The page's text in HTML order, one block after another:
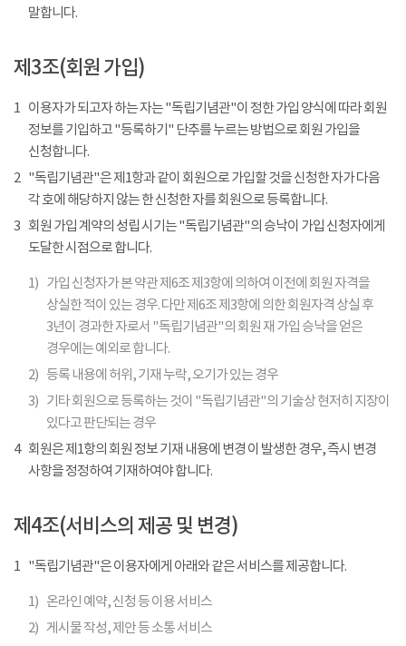
말합니다.
제3조(회원 가입)
1 이용자가 되고자 하는 자는 "독립기념관"이 정한 가입 양식에 따라 회원
정보를 기입하고 "등록하기" 단추를 누르는 방법으로 회원 가입을
신청합니다.
2 "독립기념관"은 제1항과 같이 회원으로 가입할 것을 신청한 자가 다음
각 호에 해당하지 않는 한 신청한 자를 회원으로 등록합니다.
3 회원 가입 계약의 성립 시기는 "독립기념관"의 승낙이 가입 신청자에게
도달한 시점으로 합니다.
1) 가입 신청자가 본 약관 제6조 제3항에 의하여 이전에 회원 자격을
상실한 적이 있는 경우. 다만 제6조 제3항에 의한 회원자격 상실 후
3년이 경과한 자로서 "독립기념관"의 회원 재 가입 승낙을 얻은
경우에는 예외로 합니다.
2) 등록 내용에 허위, 기재 누락, 오기가 있는 경우
3) 기타 회원으로 등록하는 것이 "독립기념관"의 기술상 현저히 지장이
있다고 판단되는 경우
4
회원은 제1항의 회원 정보 기재 내용에 변경 이 발생한 경우, 즉시 변경
사항을 정정하여 기재하여야 합니다.
제4조(서비스의 제공 및 변경)
1 "독립기념관"은 이용자에게 아래와 같은 서비스를 제공합니다.
1) 온라인 예약, 신청 등 이용 서비스
2) 게시물 작성, 제안 등 소통 서비스